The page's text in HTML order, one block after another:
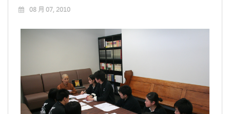
08 月 07, 2010